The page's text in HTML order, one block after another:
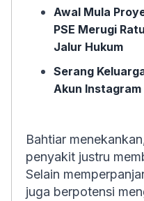
Awal Mula
PSE Merugi
Jalur Hukum
Serang
Akun Instagram
Bahtiar
penyakit justru
Selain
juga berpotensi